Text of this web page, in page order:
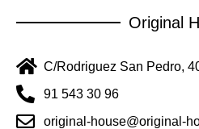
Original
C/Rodriguez San Pedro,
91 543 30 96
original-house@original-